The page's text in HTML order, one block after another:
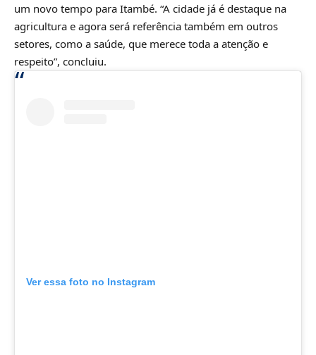
um novo tempo para Itambé. “A cidade já é destaque na
agricultura e agora será referência também em outros
setores, como a saúde, que merece toda a atenção e
respeito”, concluiu.
Ver essa foto no Instagram